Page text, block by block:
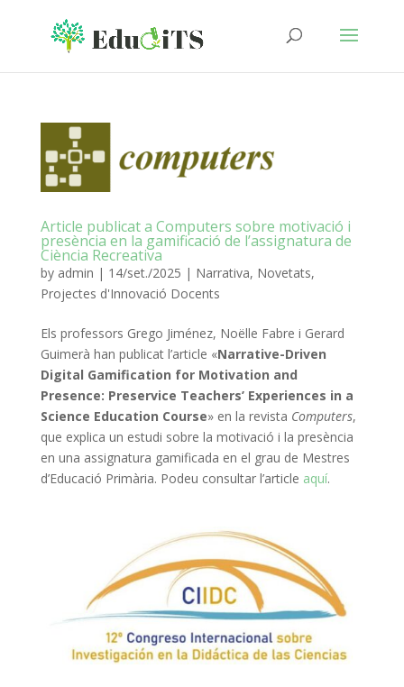
Article publicat a Computers sobre motivació i
presència en la gamificació de l’assignatura de
Ciència Recreativa
by admin | 14/set./2025 | Narrativa, Novetats,
Projectes d'Innovació Docents
Els professors Grego Jiménez, Noëlle Fabre i Gerard
Guimerà han publicat l’article «Narrative-Driven
Digital Gamification for Motivation and
Presence: Preservice Teachers’ Experiences in a
Science Education Course» en la revista Computers,
que explica un estudi sobre la motivació i la presència
en una assignatura gamificada en el grau de Mestres
d’Educació Primària. Podeu consultar l’article aquí.